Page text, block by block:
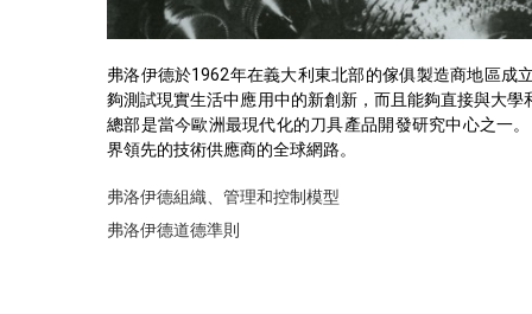
弗洛伊德於1962年在義大利東北部的傢俱製造商地區成
夠測試現實生活中應用中的新創新，而且能夠直接與大
總部是當今歐洲最現代化的刀具產品開發研究中心之一
界領先的技術供應商的全球網路。
弗洛伊德組織、管理和控制模型
弗洛伊德道德準則